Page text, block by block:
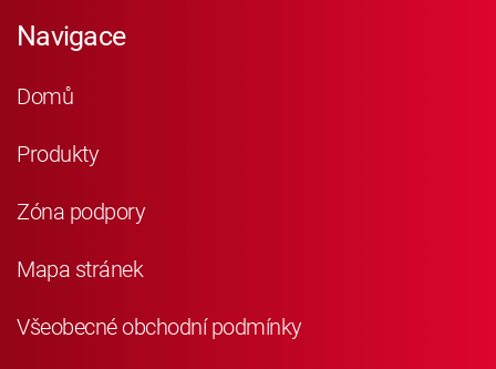
Navigace
Domů
Produkty
Zóna podpory
Mapa stránek
Všeobecné obchodní podmínky